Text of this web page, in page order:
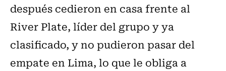
después cedieron en casa frente al
River Plate, líder del grupo y ya
clasificado, y no pudieron pasar del
empate en Lima, lo que le obliga a